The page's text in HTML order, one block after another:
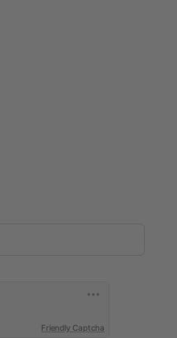
Friendly Captcha